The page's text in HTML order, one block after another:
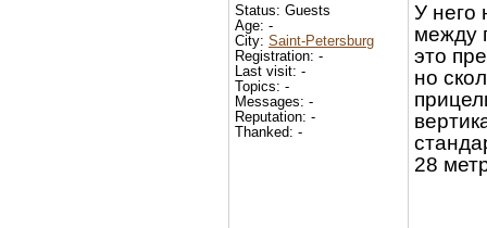
У него
между
это
но
28
Status: Guests
Age: -
City: Saint-Petersburg
Registration: -
Last visit: -
Topics: -
Messages: -
Reputation: -
Thanked: -